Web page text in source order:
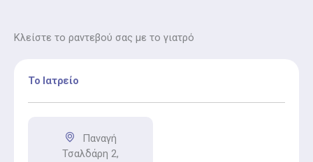
Κλείστε το ραντεβού σας με το γιατρό
Το Ιατρείο
Παναγή
Τσαλδάρη 2,